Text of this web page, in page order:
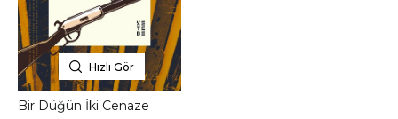
Hızlı Gör
Bir Düğün İki Cenaze